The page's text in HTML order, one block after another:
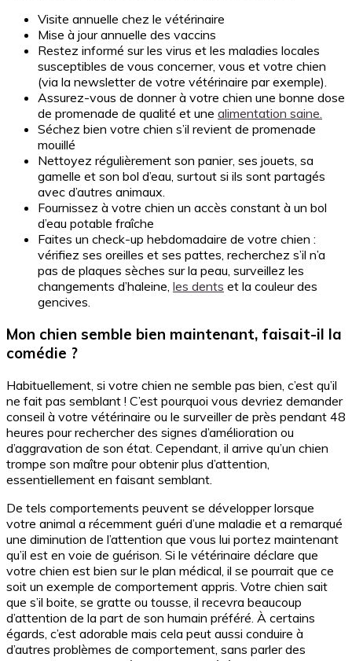
Visite annuelle chez le vétérinaire
Mise à jour annuelle des vaccins
Restez informé sur les virus et les maladies locales
susceptibles de vous concerner, vous et votre chien
(via la newsletter de votre vétérinaire par exemple).
Assurez-vous de donner à votre chien une bonne dose
de promenade de qualité et une alimentation saine.
Séchez bien votre chien s’il revient de promenade
mouillé
Nettoyez régulièrement son panier, ses jouets, sa
gamelle et son bol d’eau, surtout si ils sont partagés
avec d’autres animaux.
Fournissez à votre chien un accès constant à un bol
d’eau potable fraîche
Faites un check-up hebdomadaire de votre chien :
vérifiez ses oreilles et ses pattes, recherchez s’il n’a
pas de plaques sèches sur la peau, surveillez les
changements d’haleine, les dents et la couleur des
gencives.
Mon chien semble bien maintenant, faisait-il la
comédie ?
Habituellement, si votre chien ne semble pas bien, c’est qu’il
ne fait pas semblant ! C’est pourquoi vous devriez demander
conseil à votre vétérinaire ou le surveiller de près pendant 48
heures pour rechercher des signes d’amélioration ou
d’aggravation de son état. Cependant, il arrive qu’un chien
trompe son maître pour obtenir plus d’attention,
essentiellement en faisant semblant.
De tels comportements peuvent se développer lorsque
votre animal a récemment guéri d’une maladie et a remarqué
une diminution de l’attention que vous lui portez maintenant
qu’il est en voie de guérison. Si le vétérinaire déclare que
votre chien est bien sur le plan médical, il se pourrait que ce
soit un exemple de comportement appris. Votre chien sait
que s’il boite, se gratte ou tousse, il recevra beaucoup
d’attention de la part de son humain préféré. À certains
égards, c’est adorable mais cela peut aussi conduire à
d’autres problèmes de comportement, sans parler des